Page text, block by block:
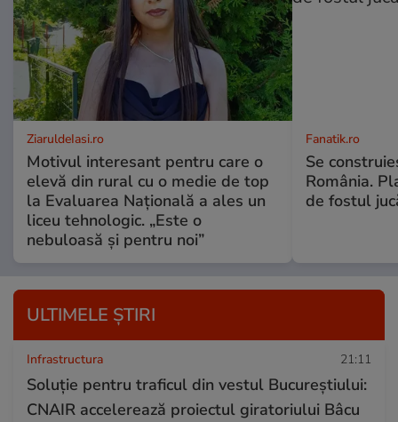
ZiaruldeIasi.ro
Motivul interesant pentru care o
elevă din rural cu o medie de top
la Evaluarea Națională a ales un
liceu tehnologic. „Este o
nebuloasă și pentru noi”
Fanatik.ro
Se
România.
de fostul
ULTIMELE ȘTIRI
Infrastructura 21:11
Soluție pentru traficul din vestul Bucureștiului:
CNAIR accelerează proiectul giratoriului Bâcu